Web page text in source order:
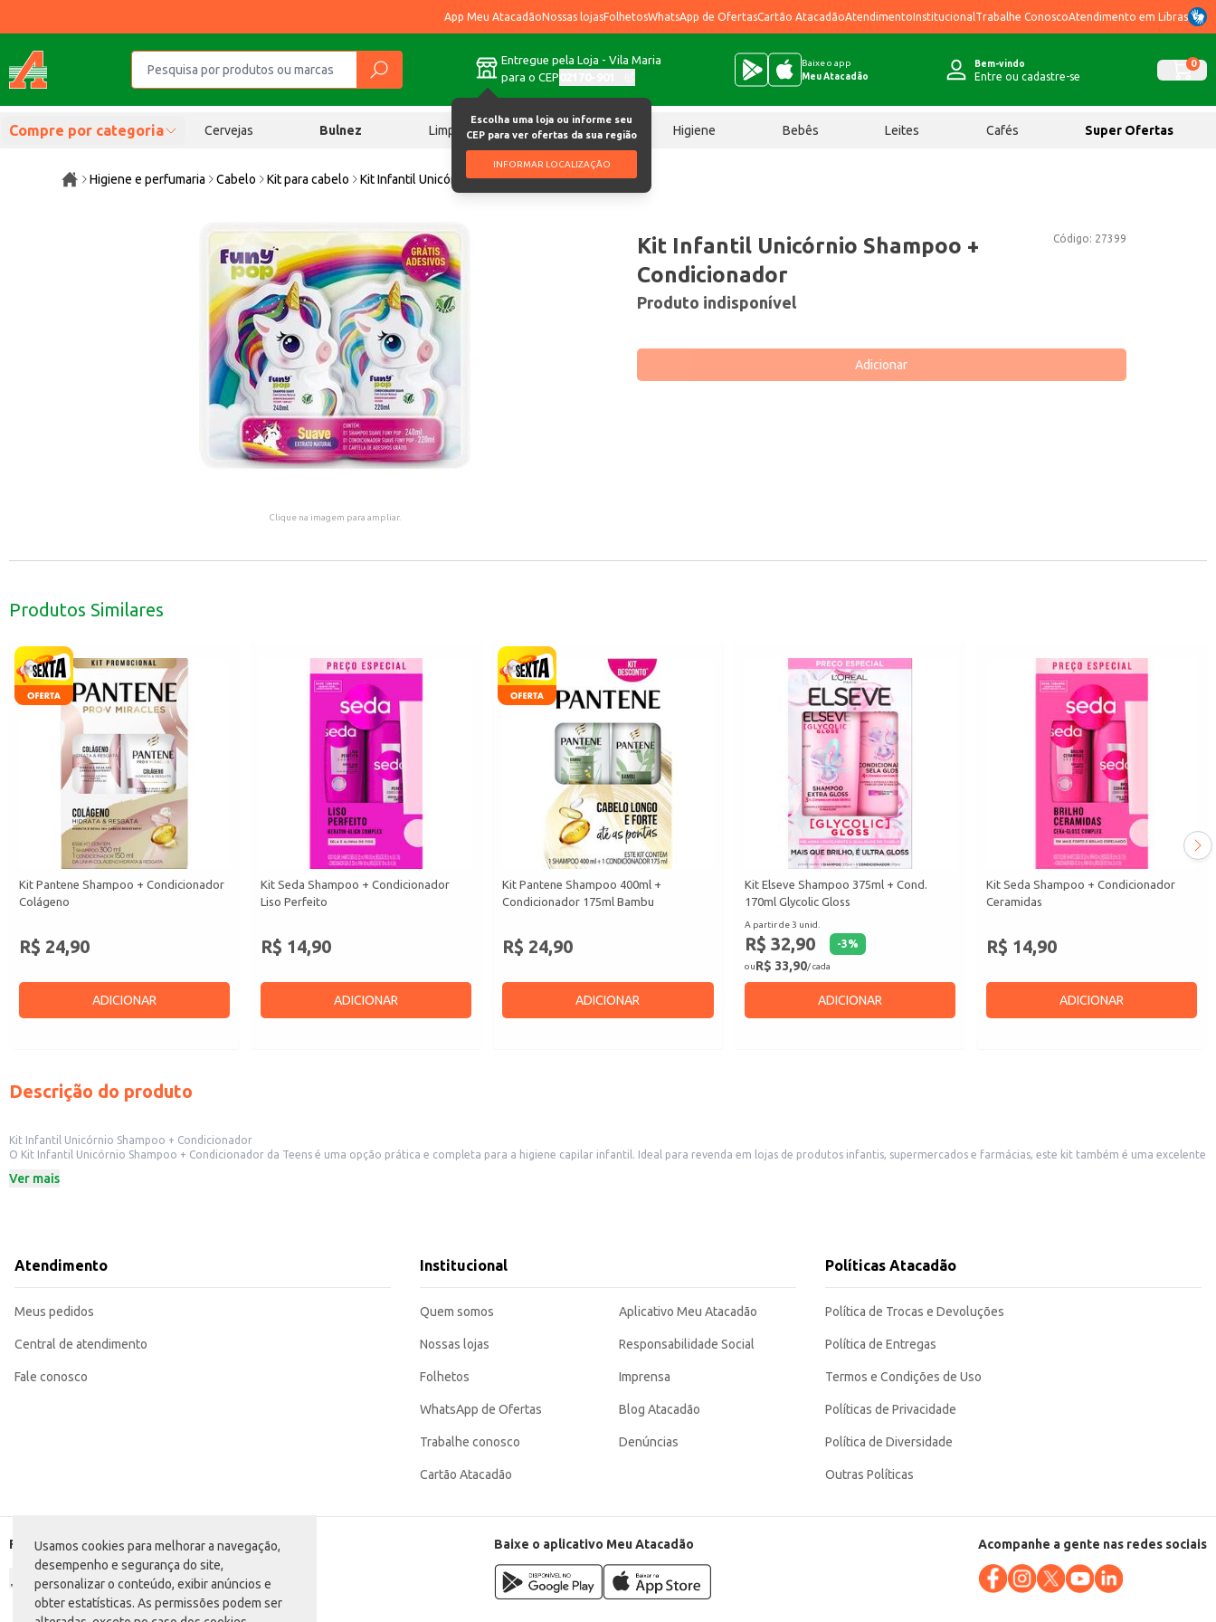
Usamos cookies para melhorar a navegação,
desempenho e segurança do site,
personalizar o conteúdo, exibir anúncios e
obter estatísticas. As permissões podem ser
App Meu AtacadãoNossas lojasFolhetosWhatsApp de OfertasCartão AtacadãoAtendimentoInstitucional Trabalhe ConoscoAtendimento em Libras
Entregue pela Loja - Vila Maria
para o CEP
Escolha uma loja ou informe seu
CEP para ver ofertas da sua região
INFORMAR LOCALIZAÇÃO
Baixe o app
Meu Atacadão
Bem-vindo
Entre ou cadastre-se
0
Compre por categoria Cervejas Bulnez Limpeza Chocolates Higiene Bebês Leites Cafés Super Ofertas
Higiene e perfumaria Cabelo Kit para cabelo Kit Infantil Unicórnio Shampoo + Condicionador
Clique na imagem para ampliar.
Código: 27399
Kit Infantil Unicórnio Shampoo +
Condicionador
Produto indisponível
Adicionar
Produtos Similares
Kit Pantene Shampoo + Condicionador
Colágeno
R$ 24,90
ADICIONAR
Kit Seda Shampoo + Condicionador
Liso Perfeito
R$ 14,90
ADICIONAR
Kit Pantene Shampoo 400ml +
Condicionador 175ml Bambu
R$ 24,90
ADICIONAR
Kit Elseve Shampoo 375ml + Cond.
170ml Glycolic Gloss
A partir de 3 unid.
R$ 32,90 -3%
ouR$ 33,90/ cada
ADICIONAR
Kit Seda Shampoo + Condicionador
Ceramidas
R$ 14,90
ADICIONAR
Descrição do produto
Kit Infantil Unicórnio Shampoo + Condicionador
O Kit Infantil Unicórnio Shampoo + Condicionador da Teens é uma opção prática e completa para a higiene capilar infantil. Ideal para revenda em lojas de produtos infantis, supermercados e farmácias, este kit também é uma excelente
Dicas de uso:
O Kit Infantil Unicórnio Shampoo + Condicionador da Teens oferece praticidade e eficiência na hora de cuidar dos cabelos das crianças, sendo uma opção conveniente tanto para o uso doméstico quanto para o comércio varejista. Sua
fórmula é adequada para o uso infantil, contribuindo para a saúde e beleza dos cabelos.
Departamento: Higiene e perfumaria
EAN: 7908082302568
Ver mais
Atendimento
Meus pedidos
Central de atendimento
Fale conosco
Institucional
Quem somos
Nossas lojas
Folhetos
WhatsApp de Ofertas
Trabalhe conosco
Cartão Atacadão
Aplicativo Meu Atacadão
Responsabilidade Social
Imprensa
Blog Atacadão
Denúncias
Políticas Atacadão
Política de Trocas e Devoluções
Política de Entregas
Termos e Condições de Uso
Políticas de Privacidade
Política de Diversidade
Outras Políticas
Formas de pagamento Baixe o aplicativo Meu Atacadão Acompanhe a gente nas redes sociais